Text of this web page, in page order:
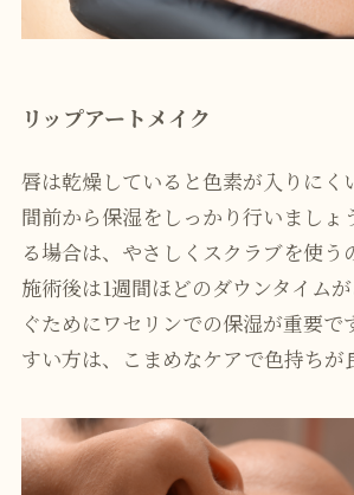
リップアートメイク
唇は乾燥していると色素が入りにく
間前から保湿をしっかり行いましょ
る場合は、やさしくスクラブを使う
施術後は1週間ほどのダウンタイム
ぐためにワセリンでの保湿が重要で
すい方は、こまめなケアで色持ちが